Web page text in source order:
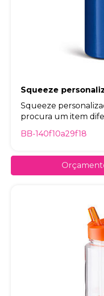
Squeeze
Squeeze
procura um item
BB-140f10a29f18